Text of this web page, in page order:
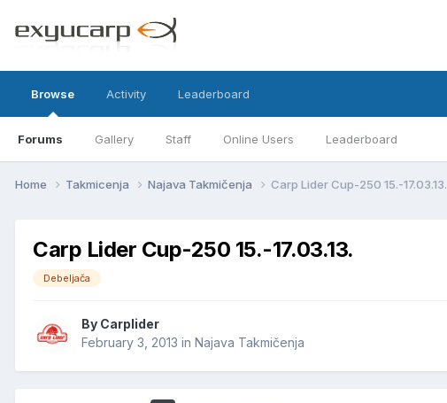
Browse
Forums Gallery Staff Online Users Leaderboard
Activity Leaderboard
Home Takmicenja Najava Takmičenja Carp Lider Cup-250 15.-17.03.13.
Carp Lider Cup-250 15.-17.03.13.
Debeljača
By Carplider
February 3, 2013 in Najava Takmičenja